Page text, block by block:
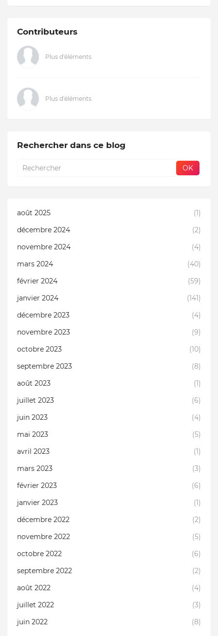
Contributeurs
Plus d'éléments
Plus d'éléments
Rechercher dans ce blog
août 2025
(1)
décembre 2024
(2)
novembre 2024
(4)
mars 2024
(40)
février 2024
(59)
janvier 2024
(141)
décembre 2023
(4)
novembre 2023
(9)
octobre 2023
(10)
septembre 2023
(8)
août 2023
(1)
juillet 2023
(6)
juin 2023
(4)
mai 2023
(5)
avril 2023
(1)
mars 2023
(3)
février 2023
(6)
janvier 2023
(1)
décembre 2022
(2)
novembre 2022
(5)
octobre 2022
(6)
septembre 2022
(2)
août 2022
(4)
juillet 2022
(3)
juin 2022
(8)